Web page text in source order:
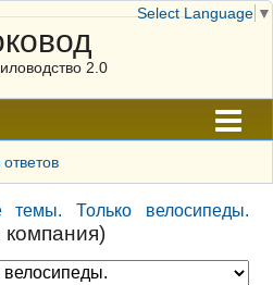
2.0
темы. Только велосипеды.
компания)
Select Language ▼